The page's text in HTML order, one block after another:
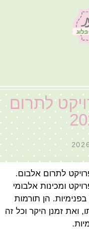
לתרום
לתרום אלבום.
ומכינות אלבומי
הן תורמות
ואת זמנן היקר וכל זה